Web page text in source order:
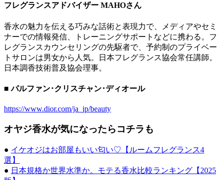
フレグランスアドバイザー MAHOさん
香水の魅力を伝える巧みな話術と表現力で、メディアやセミ
ナーでの情報発信、トレーニングサポートなどに携わる。フ
レグランスカウンセリングの先駆者で、予約制のプライベー
トサロンは男女から人気。日本フレグランス協会常任講師。
日本調香技術普及協会理事。
■ パルファン･クリスチャン･ディオール
https://www.dior.com/ja_jp/beauty
オヤジ香水が気になったらコチラも
● イケオジはお部屋もいい匂い♡【ルームフレグランス4
選】
● 日本規格か世界水準か。モテる香水比較ランキング【2025